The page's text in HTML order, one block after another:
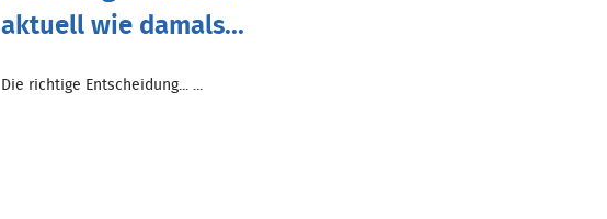
aktuell wie damals...
Die richtige Entscheidung... ...